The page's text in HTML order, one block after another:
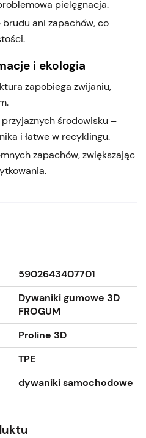
pielęgnacja.
brudu ani zapachów, co
i ekologia
zapobiega zwijaniu,
środowisku –
i łatwe w recyklingu.
zapachów, zwiększając
5902643407701
Dywaniki gumowe 3D
FROGUM
Proline 3D
TPE
dywaniki samochodowe